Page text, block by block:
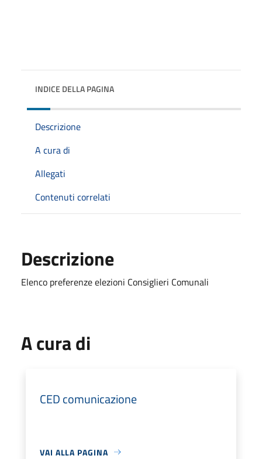
INDICE DELLA PAGINA
Descrizione
A cura di
Allegati
Contenuti correlati
Descrizione
Elenco preferenze elezioni Consiglieri Comunali
A cura di
CED comunicazione
VAI ALLA PAGINA